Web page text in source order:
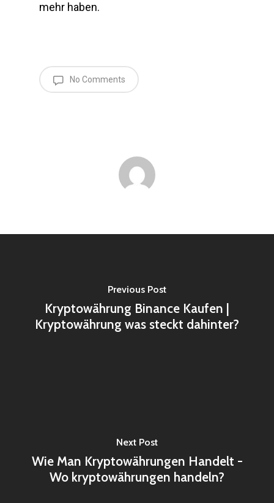
mehr haben.
No Comments
Previous Post
Kryptowährung Binance Kaufen |
Kryptowährung was steckt dahinter?
Next Post
Wie Man Kryptowährungen Handelt -
Wo kryptowährungen handeln?